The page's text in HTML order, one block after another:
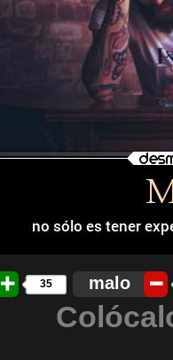
35 malo